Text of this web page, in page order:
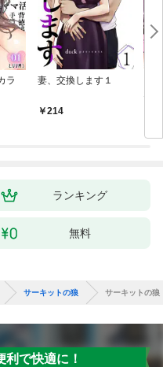
ラ
妻、交換します１
214
な
ランキング
無料
サーキットの狼 サーキットの狼
利で快適に！